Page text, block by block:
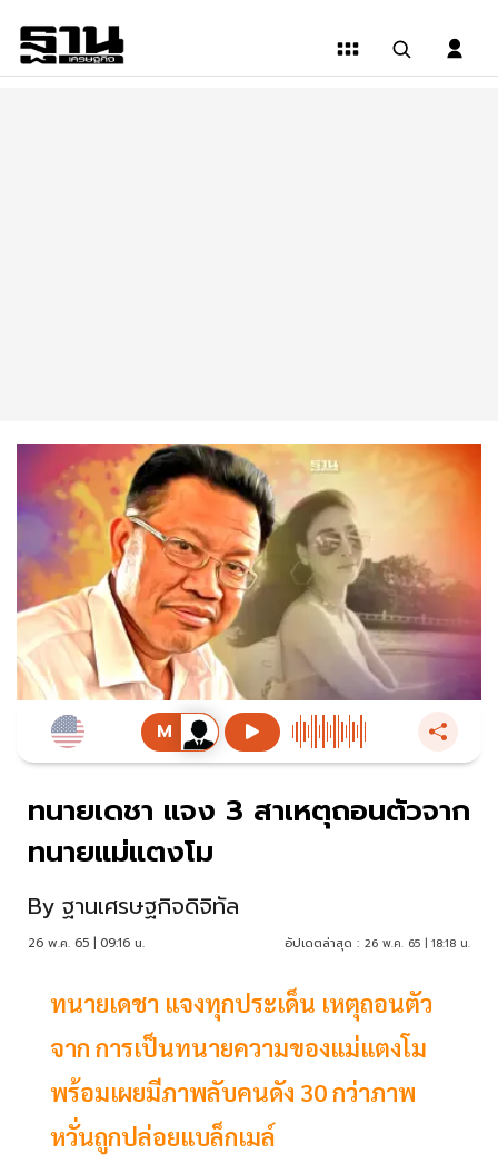
ทนายเดชา แจง 3 สาเหตุถอนตัวจาก
ทนายแม่แตงโม
By ฐานเศรษฐกิจดิจิทัล
26 พ.ค. 65 | 09:16 น. อัปเดตล่าสุด : 26 พ.ค. 65 | 18:18 น.
ทนายเดชา แจงทุกประเด็น เหตุถอนตัว
จาก การเป็นทนายความของแม่แตงโม
พร้อมเผยมีภาพลับคนดัง 30 กว่าภาพ
หวั่นถูกปล่อยแบล็กเมล์